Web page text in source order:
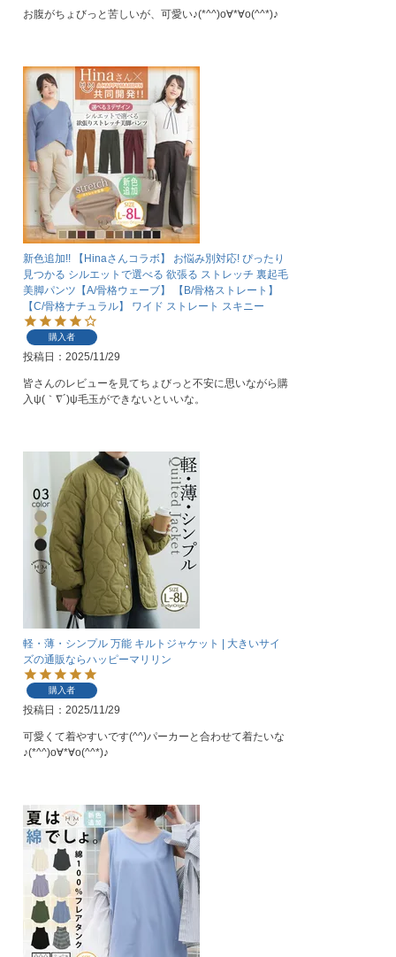
お腹がちょびっと苦しいが、可愛い♪(*^^)o∀*∀o(^^*)♪
新色追加!! 【Hinaさんコラボ】 お悩み別対応! ぴったり
見つかる シルエットで選べる 欲張る ストレッチ 裏起毛
美脚パンツ【A/骨格ウェーブ】 【B/骨格ストレート】
【C/骨格ナチュラル】 ワイド ストレート スキニー
購入者
投稿日 2025/11/29
皆さんのレビューを見てちょびっと不安に思いながら購
入ψ(｀∇´)ψ毛玉ができないといいな。
軽・薄・シンプル 万能 キルトジャケット | 大きいサイ
ズの通販ならハッピーマリリン
購入者
投稿日 2025/11/29
可愛くて着やすいです(^^)パーカーと合わせて着たいな
♪(*^^)o∀*∀o(^^*)♪